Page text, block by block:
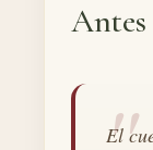
Antes
El